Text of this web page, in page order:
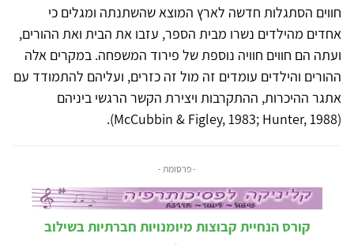
חווים הסתגלות חדשה לארץ המוצא שהשתנתה ומגלים כי
אחדים מהילדים נשרו מבית הספר, עזבו את הבית ואת ההורים,
ועתה הם חווים חוויה נוספת של פירוד המשפחה. במקרים אלה
ההורים והילדים עומדים זה מול זה כזרים, ועליהם להתמודד עם
אתגר ההיכרות, ההתקרבות ויצירת הקשר הרגשי ביניהם
(McCubbin & Figley, 1983; Hunter, 1988).
- פרסומת -
קורס הנחיית קבוצות מיומנויות חברתיות בשילוב